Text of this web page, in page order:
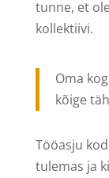
tunne, et
kollektiivi.
Oma
kõige
Tööasju
tulemas ja